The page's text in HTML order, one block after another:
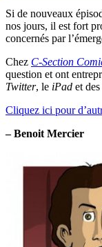
Si de nouveaux
nos jours, il est fort
concernés par
Chez C-Section
question et ont
Twitter, le iPad et
Cliquez ici pour
– Benoit Mercier